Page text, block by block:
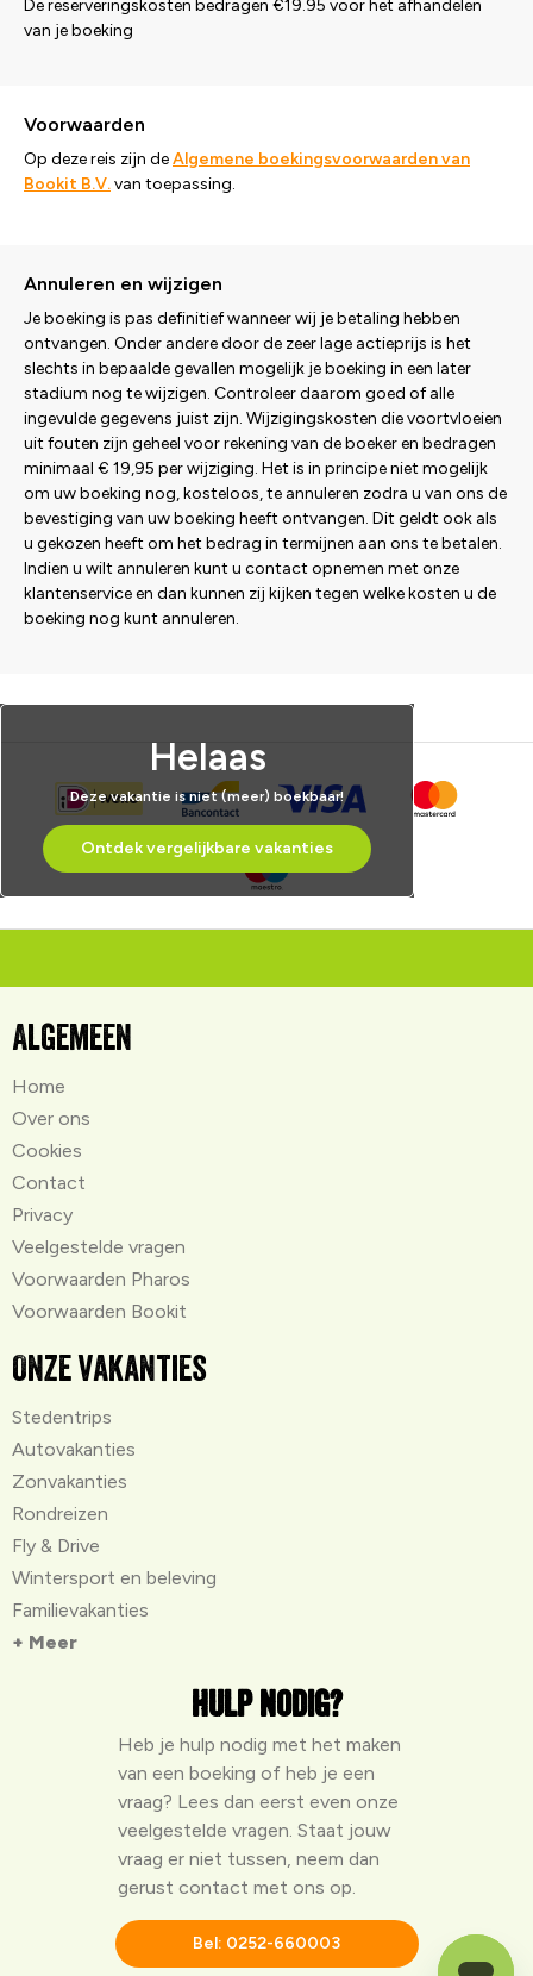
De reserveringskosten bedragen €19.95 voor het afhandelen
van je boeking
Voorwaarden
Op deze reis zijn deAlgemene boekingsvoorwaarden van
Bookit B.V.van toepassing.
Annuleren en wijzigen
Je boeking is pas definitief wanneer wij je betaling hebben
ontvangen. Onder andere door de zeer lage actieprijs is het
slechts in bepaalde gevallen mogelijk je boeking in een later
stadium nog te wijzigen. Controleer daarom goed of alle
ingevulde gegevens juist zijn. Wijzigingskosten die voortvloeien
uit fouten zijn geheel voor rekening van de boeker en bedragen
minimaal € 19,95 per wijziging. Het is in principe niet mogelijk
om uw boeking nog, kosteloos, te annuleren zodra u van ons de
bevestiging van uw boeking heeft ontvangen. Dit geldt ook als
u gekozen heeft om het bedrag in termijnen aan ons te betalen.
Indien u wilt annuleren kunt u contact opnemen met onze
klantenservice en dan kunnen zij kijken tegen welke kosten u de
boeking nog kunt annuleren.
Helaas
Deze vakantie is niet (meer) boekbaar!
Ontdek vergelijkbare vakanties
Algemeen
Home
Over ons
Cookies
Contact
Privacy
Veelgestelde vragen
Voorwaarden Pharos
Voorwaarden Bookit
Onze vakanties
Stedentrips
Autovakanties
Zonvakanties
Rondreizen
Fly & Drive
Wintersport en beleving
Familievakanties
+ Meer
Hulp nodig?
Heb je hulp nodig met het maken
van een boeking of heb je een
vraag? Lees dan eerst even onze
veelgestelde vragen . Staat jouw
vraag er niet tussen, neem dan
gerust contact met ons op.
Bel: 0252-660003